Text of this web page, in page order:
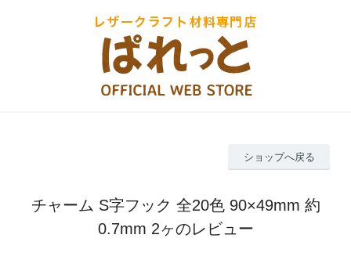
ショップへ戻る
チャーム S字フック 全20色 90×49mm 約
0.7mm 2ヶのレビュー